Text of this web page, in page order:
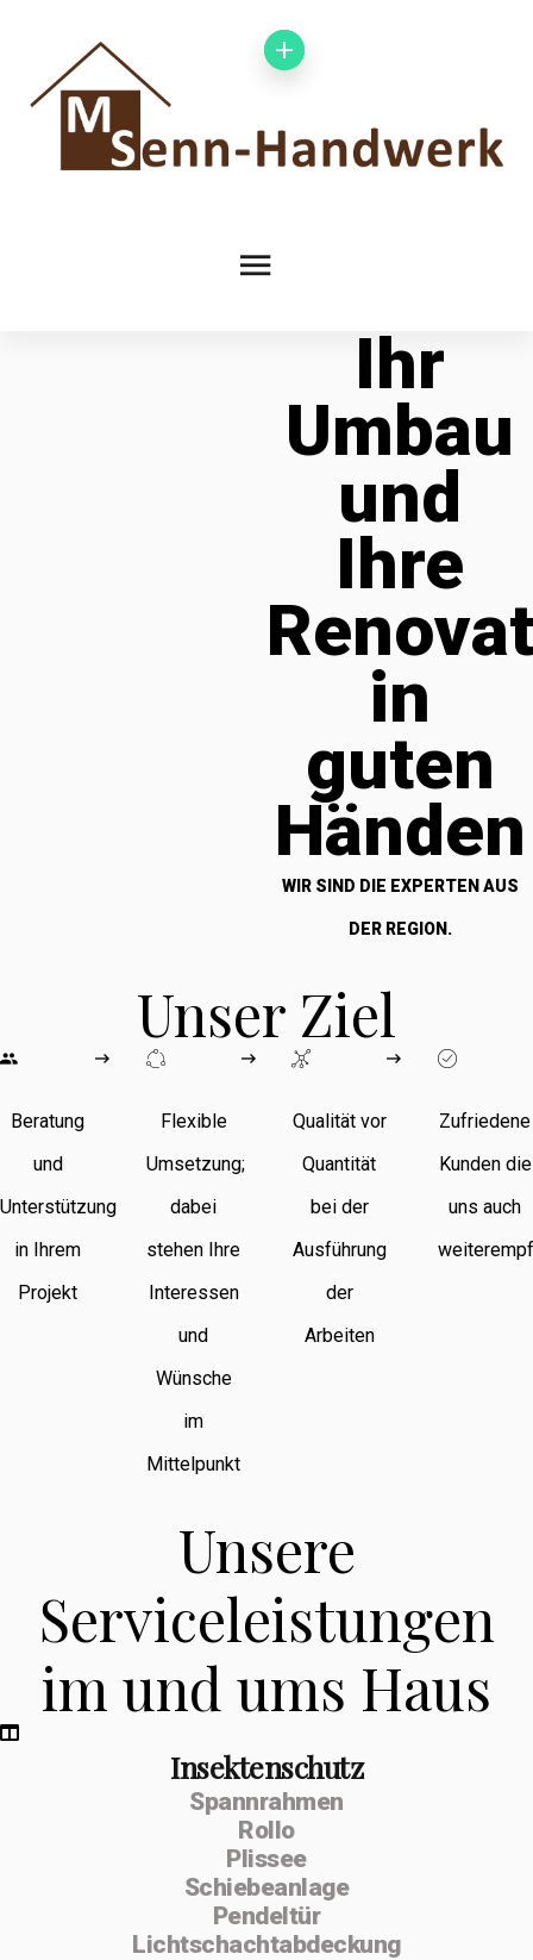
Ihr
Umbau
und
Ihre
in
guten
Händen
WIR SIND DIE EXPERTEN AUS
DER REGION.
Unser Ziel
Beratung
und
Unterstützung
in Ihrem
Projekt
Flexible
Umsetzung;
dabei
stehen Ihre
Interessen
und
Wünsche
im
Mittelpunkt
Qualität vor
Quantität
bei der
Ausführung
der
Arbeiten
Zufriedene
Kunden die
uns auch
Unsere
Serviceleistungen
im und ums Haus
Insektenschutz
Spannrahmen
Rollo
Plissee
Schiebeanlage
Pendeltür
Lichtschachtabdeckung